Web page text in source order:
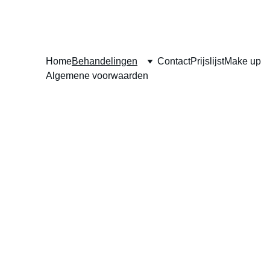
HomeBehandelingen ContactPrijslijstMake up
Algemene voorwaarden